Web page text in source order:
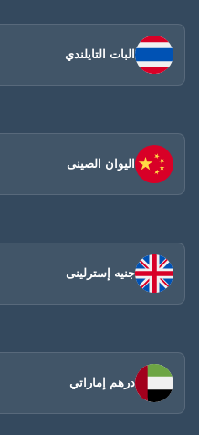
البات التايلندي
اليوان الصينى​
جنيه إسترلينى
درهم إماراتي